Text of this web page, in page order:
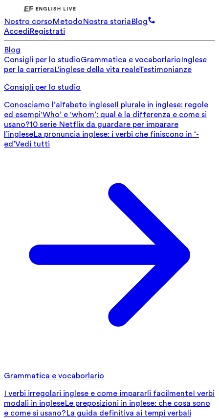
Nostro corsoMetodoNostra storiaBlog
AccediRegistrati
Blog
Consigli per lo studioGrammatica e vocaborlarioInglese
per la carrieraL'inglese della vita realeTestimonianze
Consigli per lo studio
Conosciamo l’alfabeto ingleseIl plurale in inglese: regole
ed esempi‘Who’ e ‘whom’: qual è la differenza e come si
usano?10 serie Netflix da guardare per imparare
l’ingleseLa pronuncia inglese: i verbi che finiscono in ‘-
ed’Vedi tutti
Grammatica e vocaborlario
I verbi irregolari inglese e come impararli facilmenteI verbi
modali in ingleseLe preposizioni in inglese: che cosa sono
e come si usano?La guida definitiva ai tempi verbali